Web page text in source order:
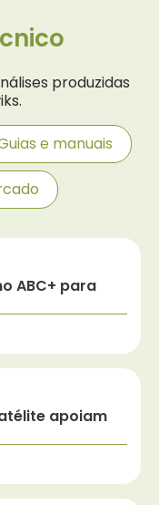
produzidas
e manuais
ABC+ para
apoiam